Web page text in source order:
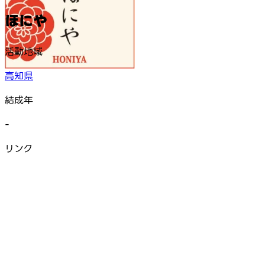
ほにや
活動地域
高知県
結成年
-
リンク